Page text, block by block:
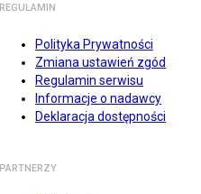
REGULAMIN
Polityka Prywatności
Zmiana ustawień zgód
Regulamin serwisu
Informacje o nadawcy
Deklaracja dostępności
PARTNERZY